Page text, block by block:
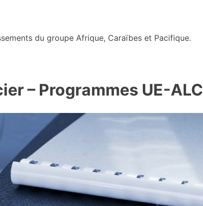
du groupe Afrique, Caraïbes et Pacifique.
– Programmes UE-ALC